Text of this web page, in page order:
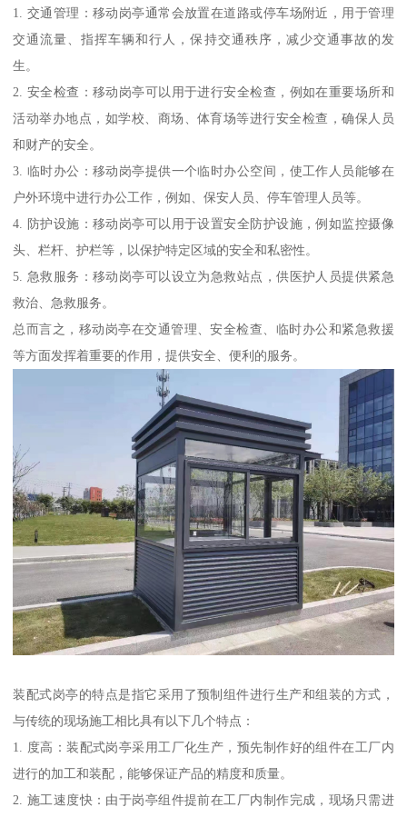
1. 交通管理：移动岗亭通常会放置在道路或停车场附近，用于管理
交通流量、指挥车辆和行人，保持交通秩序，减少交通事故的发
生。
2. 安全检查：移动岗亭可以用于进行安全检查，例如在重要场所和
活动举办地点，如学校、商场、体育场等进行安全检查，确保人员
和财产的安全。
3. 临时办公：移动岗亭提供一个临时办公空间，使工作人员能够在
户外环境中进行办公工作，例如、保安人员、停车管理人员等。
4. 防护设施：移动岗亭可以用于设置安全防护设施，例如监控摄像
头、栏杆、护栏等，以保护特定区域的安全和私密性。
5. 急救服务：移动岗亭可以设立为急救站点，供医护人员提供紧急
救治、急救服务。
总而言之，移动岗亭在交通管理、安全检查、临时办公和紧急救援
等方面发挥着重要的作用，提供安全、便利的服务。
装配式岗亭的特点是指它采用了预制组件进行生产和组装的方式，
与传统的现场施工相比具有以下几个特点：
1. 度高：装配式岗亭采用工厂化生产，预先制作好的组件在工厂内
进行的加工和装配，能够保证产品的精度和质量。
2. 施工速度快：由于岗亭组件提前在工厂内制作完成，现场只需进